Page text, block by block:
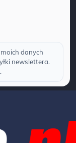
danych
newslettera.
.